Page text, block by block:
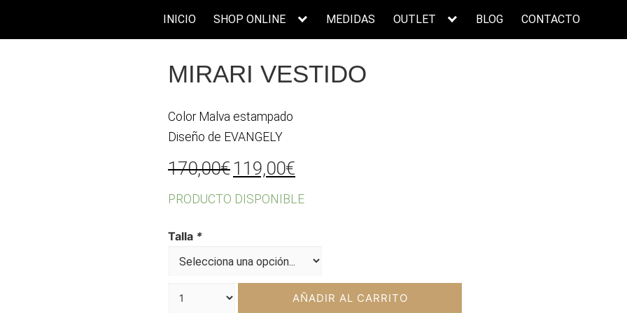
INICIO SHOP ONLINE MEDIDAS OUTLET BLOG CONTACTO
MIRARI VESTIDO
Color Malva estampado
Diseño de EVANGELY
170,00€ El
original
119,00€
actual
PRODUCTO DISPONIBLE
Talla *
AÑADIR AL CARRITO